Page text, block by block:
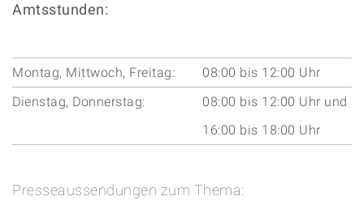
Amtsstunden:
Montag, Mittwoch, Freitag:
08:00 bis 12:00 Uhr
Dienstag, Donnerstag:
08:00 bis 12:00 Uhr und
16:00 bis 18:00 Uhr
Presseaussendungen zum Thema: